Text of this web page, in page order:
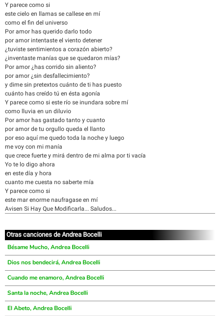
Y parece como si
este cielo en llamas se callese en mí
como el fin del universo
Por amor has querido darlo todo
por amor intentaste el viento detener
¿tuviste sentimientos a corazón abierto?
¿inventaste manías que se quedaron mías?
Por amor ¿has corrido sin aliento?
por amor ¿sin desfallecimiento?
y dime sin pretextos cuánto de ti has puesto
cuánto has creído tú en ésta agonía
Y parece como si este río se inundara sobre mí
como lluvia en un diluvio
Por amor has gastado tanto y cuanto
por amor de tu orgullo queda el llanto
por eso aquí me quedo toda la noche y luego
me voy con mi manía
que crece fuerte y mirá dentro de mi alma por ti vacía
Yo te lo digo ahora
en este día y hora
cuanto me cuesta no saberte mía
Y parece como si
este mar enorme naufragase en mí
Avisen Si Hay Que Modificarla... Saludos...
Otras canciones de Andrea Bocelli
Bésame Mucho, Andrea Bocelli
Dios nos bendecirá, Andrea Bocelli
Cuando me enamoro, Andrea Bocelli
Santa la noche, Andrea Bocelli
El Abeto, Andrea Bocelli